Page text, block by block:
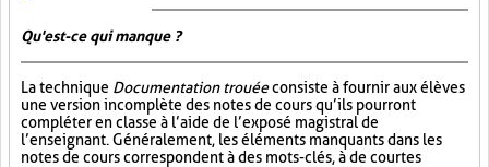
Qu'est-ce qui manque ?
La technique Documentation trouéeconsiste à fournir aux élèves
une version incomplète des notes de cours qu’ils pourront
compléter en classe à l’aide de l’exposé magistral de
l’enseignant. Généralement, les éléments manquants dans les
notes de cours correspondent à des mots-clés, à de courtes